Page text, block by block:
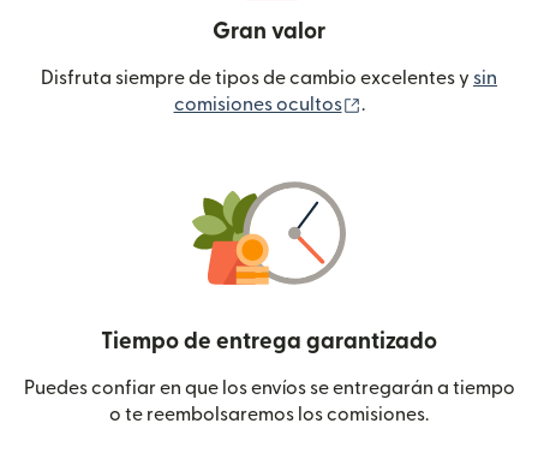
Gran valor
Disfruta siempre de tipos de cambio excelentes y sin
comisiones ocultos
.
Tiempo de entrega garantizado
Puedes confiar en que los envíos se entregarán a tiempo
o te reembolsaremos los comisiones.